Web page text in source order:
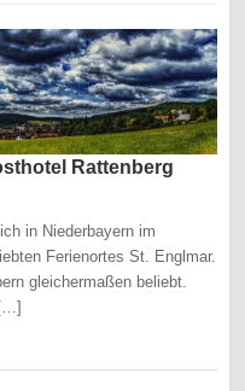
Rattenberg
in Niederbayern im
Ferienortes St. Englmar.
gleichermaßen beliebt.